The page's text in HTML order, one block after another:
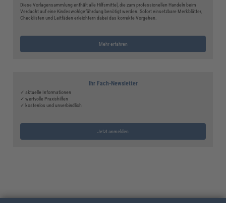
Diese Vorlagensammlung enthält alle Hilfsmittel, die zum professionellen Handeln beim
Verdacht auf eine Kindeswohlgefährdung benötigt werden. Sofort einsetzbare Merkblätter,
Checklisten und Leitfäden erleichtern dabei das korrekte Vorgehen.
Mehr erfahren
Ihr Fach-Newsletter
✓ aktuelle Informationen
✓ wertvolle Praxishilfen
✓ kostenlos und unverbindlich
Jetzt anmelden